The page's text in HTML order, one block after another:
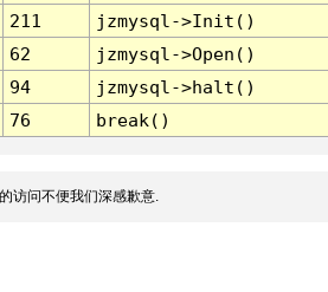
211
jzmysql->Init()
62
jzmysql->Open()
94
jzmysql->halt()
76 break()
访问不便我们深感歉意.